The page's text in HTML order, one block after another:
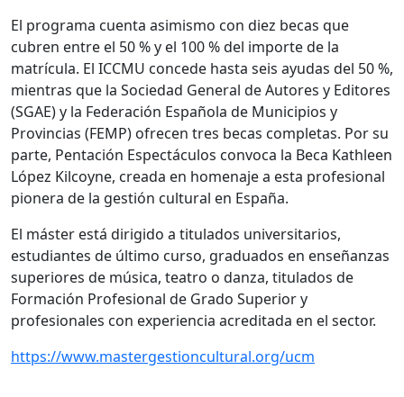
El programa cuenta asimismo con diez becas que
cubren entre el 50 % y el 100 % del importe de la
matrícula. El ICCMU concede hasta seis ayudas del 50 %,
mientras que la Sociedad General de Autores y Editores
(SGAE) y la Federación Española de Municipios y
Provincias (FEMP) ofrecen tres becas completas. Por su
parte, Pentación Espectáculos convoca la Beca Kathleen
López Kilcoyne, creada en homenaje a esta profesional
pionera de la gestión cultural en España.
El máster está dirigido a titulados universitarios,
estudiantes de último curso, graduados en enseñanzas
superiores de música, teatro o danza, titulados de
Formación Profesional de Grado Superior y
profesionales con experiencia acreditada en el sector.
https://www.mastergestioncultural.org/ucm